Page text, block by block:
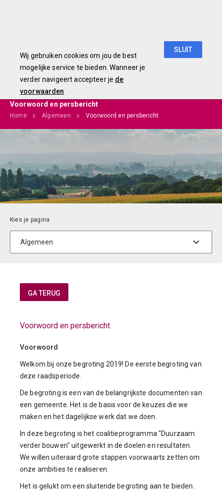
Begroting 2019
Voorwoord en persbericht
Home Algemeen Voorwoord en persbericht
Voorwoord en persbericht
Voorwoord
Welkom bij onze begroting 2019! De eerste begroting van
deze raadsperiode.
De begroting is een van de belangrijkste documenten van
een gemeente. Het is de basis voor de keuzes die we
maken en het dagelijkse werk dat we doen.
In deze begroting is het coalitieprogramma "Duurzaam
verder bouwen" uitgewerkt in de doelen en resultaten.
We willen uiteraard grote stappen voorwaarts zetten om
onze ambities te realiseren.
Het is gelukt om een sluitende begroting aan te bieden.
Wij gebruiken cookies om jou de best
mogelijke service te bieden. Wanneer je
verder navigeert accepteer je de
voorwaarden
SLUIT